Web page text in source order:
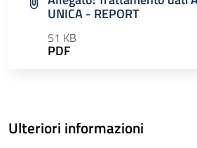
UNICA - REPORT
51 KB
PDF
Ulteriori informazioni